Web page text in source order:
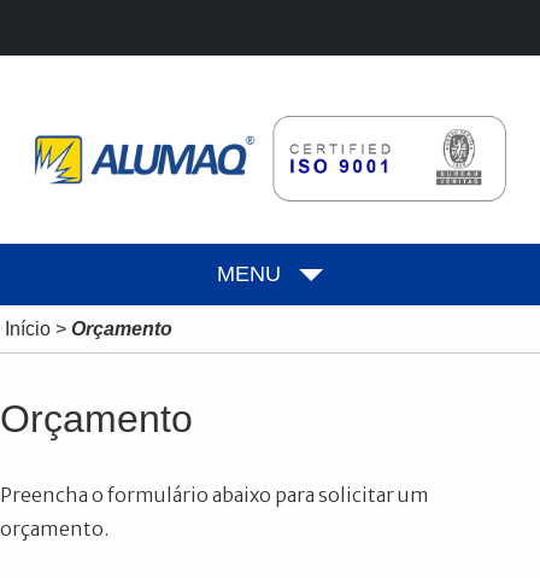
MENU
Início> Orçamento
Orçamento
Preencha o formulário abaixo para solicitar um
orçamento.